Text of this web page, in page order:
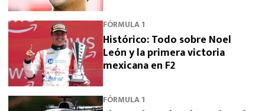
FÓRMULA 1
Histórico: Todo sobre Noel
León y la primera victoria
mexicana en F2
FÓRMULA 1